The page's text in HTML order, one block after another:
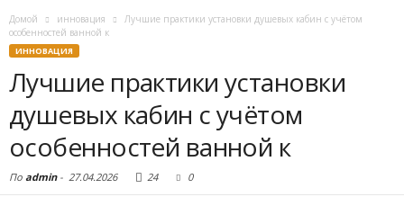
Домой инновация
Лучшие практики установки душевых кабин с учётом
особенностей ванной к
ИННОВАЦИЯ
Лучшие практики установки
душевых кабин с учётом
особенностей ванной к
По admin- 27.04.2026 24 0